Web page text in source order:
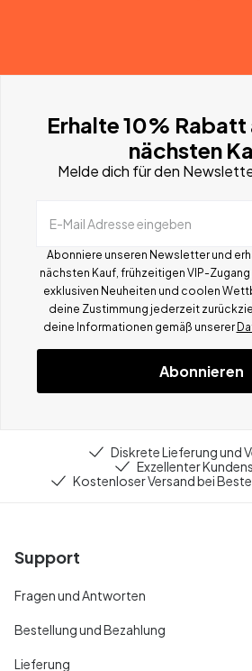
Erhalte 10% Rabatt
nächsten
Melde dich für den
E-Mail Adresse eingeben
Abonniere unseren Newsletter und
nächsten Kauf, frühzeitigen VIP-
exklusiven Neuheiten und coolen
deine Zustimmung jederzeit
deine Informationen gemäß unserer
Abonnieren
Diskrete Lieferung und
Exzellenter
Kostenloser Versand bei
Support
Fragen und Antworten
Bestellung und Bezahlung
Lieferung